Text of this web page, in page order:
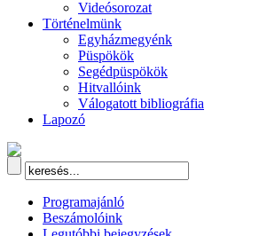
Videósorozat
Történelmünk
Egyházmegyénk
Püspökök
Segédpüspökök
Hitvallóink
Válogatott bibliográfia
Lapozó
Programajánló
Beszámolóink